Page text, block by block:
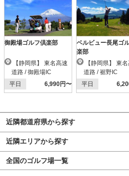
御殿場ゴルフ倶楽部
道路 / 御殿場IC
平日
6,990円〜
ベルビュー長尾ゴ
楽部
道路 / 裾野IC
平日
近隣都道府県から探す
近隣エリアから探す
全国のゴルフ場一覧